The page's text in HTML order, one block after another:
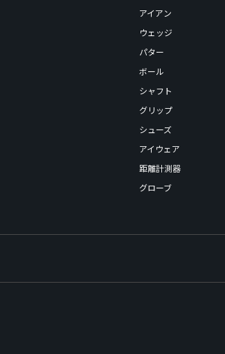
アイアン
ウェッジ
パター
ボール
シャフト
グリップ
シューズ
アイウェア
距離計測器
グローブ